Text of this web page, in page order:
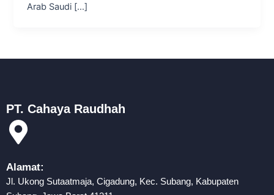
Arab Saudi […]
PT. Cahaya Raudhah
Alamat:
Jl. Ukong Sutaatmaja, Cigadung, Kec. Subang, Kabupaten